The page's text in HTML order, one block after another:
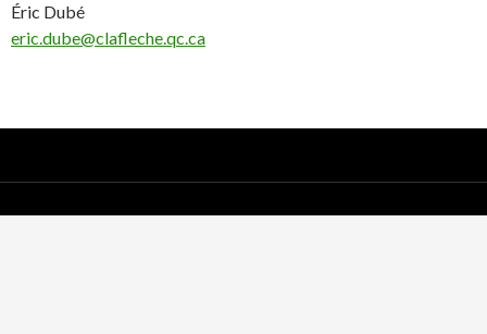
Éric Dubé
eric.dube@clafleche.qc.ca